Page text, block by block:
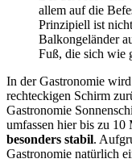
allem auf die
Prinzipiell ist
Balkongeländer
Fuß, die sich wie
In der Gastronomie
rechteckigen Schirm
Gastronomie
umfassen hier bis zu 10
besonders stabil.
Gastronomie natürlich